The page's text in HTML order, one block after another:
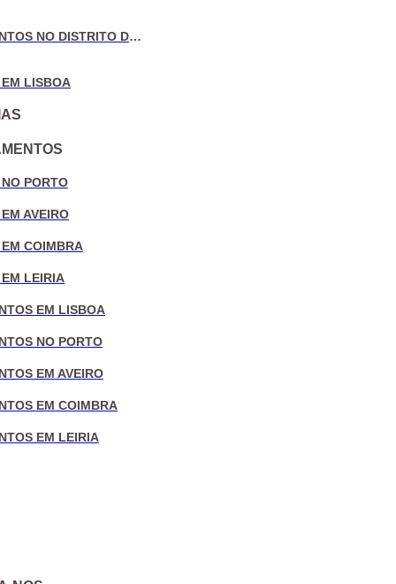
VENDA DE APARTAMENTOS NO DISTRITO DE LEIRIA
LISBOA
PORTO
AVEIRO
COIMBRA
LEIRIA
EM LISBOA
NO PORTO
EM AVEIRO
EM COIMBRA
EM LEIRIA